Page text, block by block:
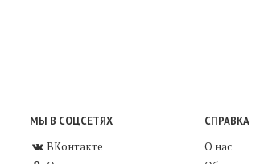
МЫ В СОЦСЕТЯХ
ВКонтакте
СПРАВКА
О нас